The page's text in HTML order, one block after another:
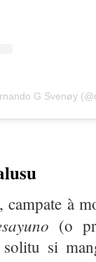
G Svenøy
à
(o
si